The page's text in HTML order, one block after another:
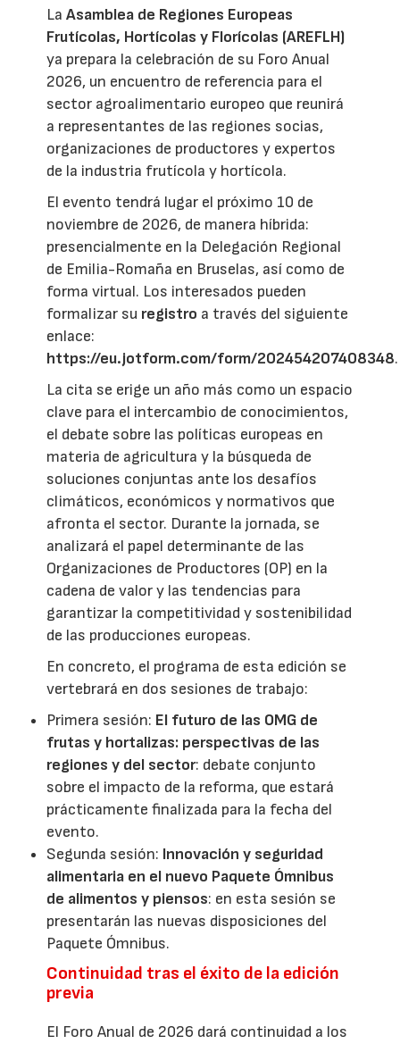
LaAsamblea de Regiones Europeas
Frutícolas, Hortícolas y Florícolas (AREFLH)
ya prepara la celebración de su Foro Anual
2026, un encuentro de referencia para el
sector agroalimentario europeo que reunirá
a representantes de las regiones socias,
organizaciones de productores y expertos
de la industria frutícola y hortícola.
El evento tendrá lugar el próximo 10 de
noviembre de 2026, de manera híbrida:
presencialmente en la Delegación Regional
de Emilia-Romaña en Bruselas, así como de
forma virtual. Los interesados pueden
formalizar su registro a través del siguiente
enlace:
https://eu.jotform.com/form/202454207408348.
La cita se erige un año más como un espacio
clave para el intercambio de conocimientos,
el debate sobre las políticas europeas en
materia de agricultura y la búsqueda de
soluciones conjuntas ante los desafíos
climáticos, económicos y normativos que
afronta el sector. Durante la jornada, se
analizará el papel determinante de las
Organizaciones de Productores (OP) en la
cadena de valor y las tendencias para
garantizar la competitividad y sostenibilidad
de las producciones europeas.
En concreto, el programa de esta edición se
vertebrará en dos sesiones de trabajo:
Primera sesión: El futuro de las OMG de
frutas y hortalizas: perspectivas de las
regiones y del sector: debate conjunto
sobre el impacto de la reforma, que estará
prácticamente finalizada para la fecha del
evento.
Segunda sesión: Innovación y seguridad
alimentaria en el nuevo Paquete Ómnibus
de alimentos y piensos: en esta sesión se
presentarán las nuevas disposiciones del
Paquete Ómnibus.
Continuidad tras el éxito de la edición
previa
El Foro Anual de 2026 dará continuidad a los